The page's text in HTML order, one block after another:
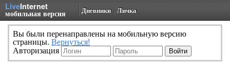
LiveInternet
мобильная версия Дневники Личка
Вы были перенаправлены на мобильную версию
страницы. Вернуться!
Авторизация